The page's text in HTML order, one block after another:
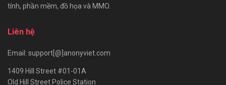
tính, phần mềm, đồ họa và MMO.
Liên hệ
Email: support[@]anonyviet.com
1409 Hill Street #01-01A
Old Hill Street Police Station